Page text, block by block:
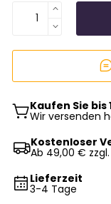
Kaufen Sie bis
Wir versenden
Kostenloser
Ab 49,00 € zzgl.
Lieferzeit
3-4 Tage